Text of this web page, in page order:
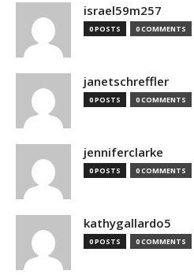
israel59m257
0 POSTS 0 COMMENTS
janetschreffler
0 POSTS 0 COMMENTS
jenniferclarke
0 POSTS 0 COMMENTS
kathygallardo5
0 POSTS 0 COMMENTS